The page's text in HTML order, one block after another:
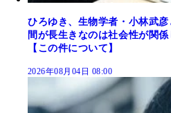
ひろゆき、生物学者・小林武
間が長生きなのは社会性が関
【この件について】
2026年08月04日 08:00